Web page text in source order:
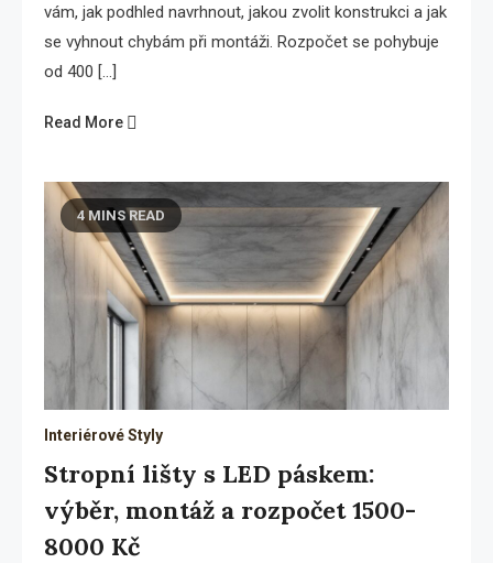
vám, jak podhled navrhnout, jakou zvolit konstrukci a jak
se vyhnout chybám při montáži. Rozpočet se pohybuje
od 400 […]
Read More
4 MINS READ
Interiérové Styly
Stropní lišty s LED páskem:
výběr, montáž a rozpočet 1500-
8000 Kč